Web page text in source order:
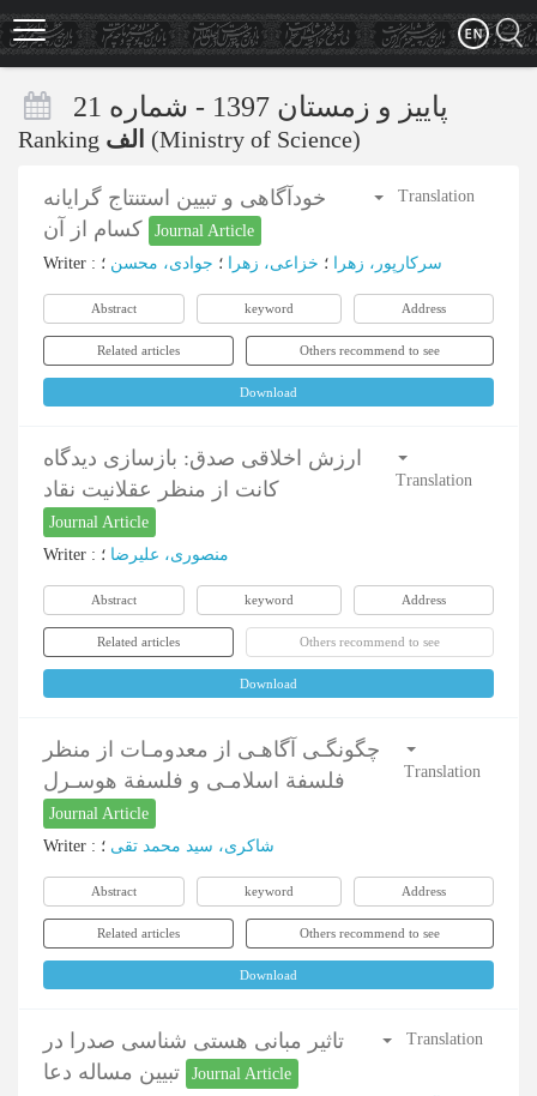
Skip
to
main
Ranking الف (Ministry of Science)
خودآگاهی و تبیین استنتاج گرایانه
Journal Article
Translation
Writer : سرکارپور، زهرا ؛ خزاعی، زهرا ؛ جوادی، محسن ؛
Abstract keyword Address
Related articles Others recommend to see
Download
ارزش اخلاقی صدق: بازسازی دیدگاه
کانت از منظر عقلانیت نقاد
Journal Article
Translation
Writer : منصوری، علیرضا ؛
Abstract keyword Address
Related articles Others recommend to see
Download
چگونگـی آگاهـی از معدومـات از منظر
فلسفة اسلامـی و فلسفة هوسـرل
Journal Article
Translation
Writer : شاکری، سید محمد تقی ؛
Abstract keyword Address
Related articles Others recommend to see
Download
تاثیر مبانی هستی شناسی صدرا در
Journal Article
Translation